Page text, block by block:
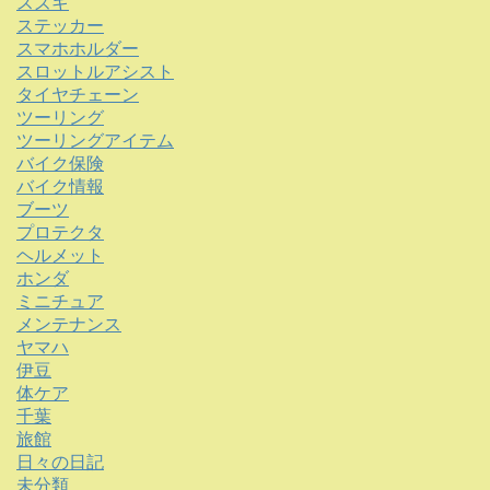
ステッカー
スマホホルダー
スロットルアシスト
タイヤチェーン
ツーリング
ツーリングアイテム
バイク保険
バイク情報
ブーツ
プロテクタ
ヘルメット
ホンダ
ミニチュア
メンテナンス
ヤマハ
伊豆
体ケア
千葉
旅館
日々の日記
未分類